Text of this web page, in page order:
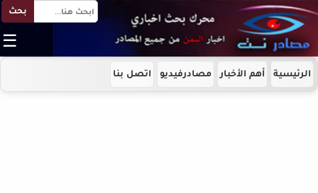
بحث
☰
الرئيسية أهم الأخبار مصادرفيديو اتصل بنا